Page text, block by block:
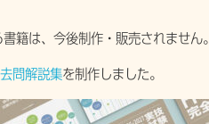
籍は、今後制作・販売されません。
問解説集を制作しました。